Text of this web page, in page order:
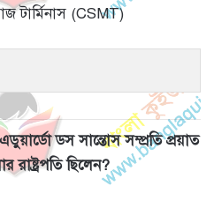
টার্মিনাস (CSMT)
ডস সান্তোস সম্প্রতি প্রয়াত
রাষ্ট্রপতি ছিলেন?